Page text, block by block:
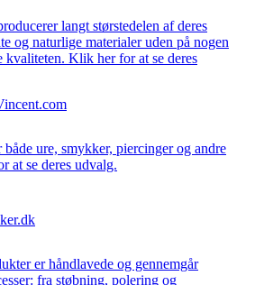
langt størstedelen af deres
og naturlige materialer uden på nogen
kvaliteten. Klik her for at se deres
ure, smykker, piercinger og andre
at se deres udvalg.
er håndlavede og gennemgår
fra støbning, polering og